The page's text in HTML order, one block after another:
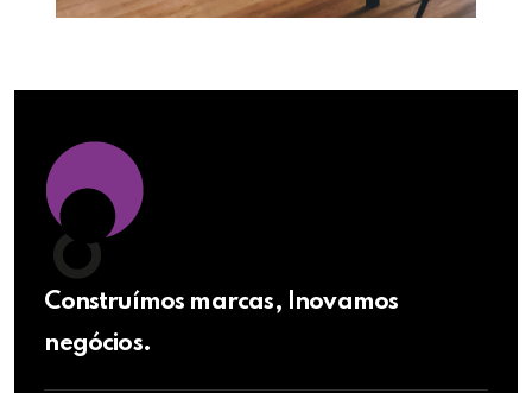
Construímos marcas, Inovamos
negócios.